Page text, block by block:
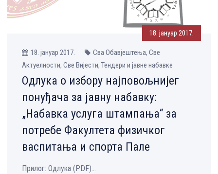
18. јануар 2017.
18. јануар 2017.
Сва Обавјештења, Све
Aктуелности, Све Вијести, Тендери и јавне набавке
Одлука о избору најповољнијег
понуђача за јавну набавку:
„Набавка услуга штампања“ за
потребе Факултета физичког
васпитања и спорта Пале
Прилог: Одлука (PDF)...